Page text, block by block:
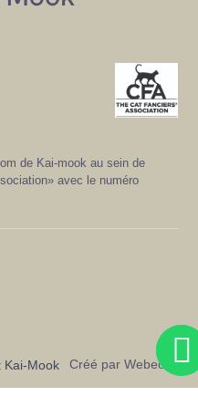
de Kai-mook au sein de
avec le numéro
Mook Créé par Webeolia